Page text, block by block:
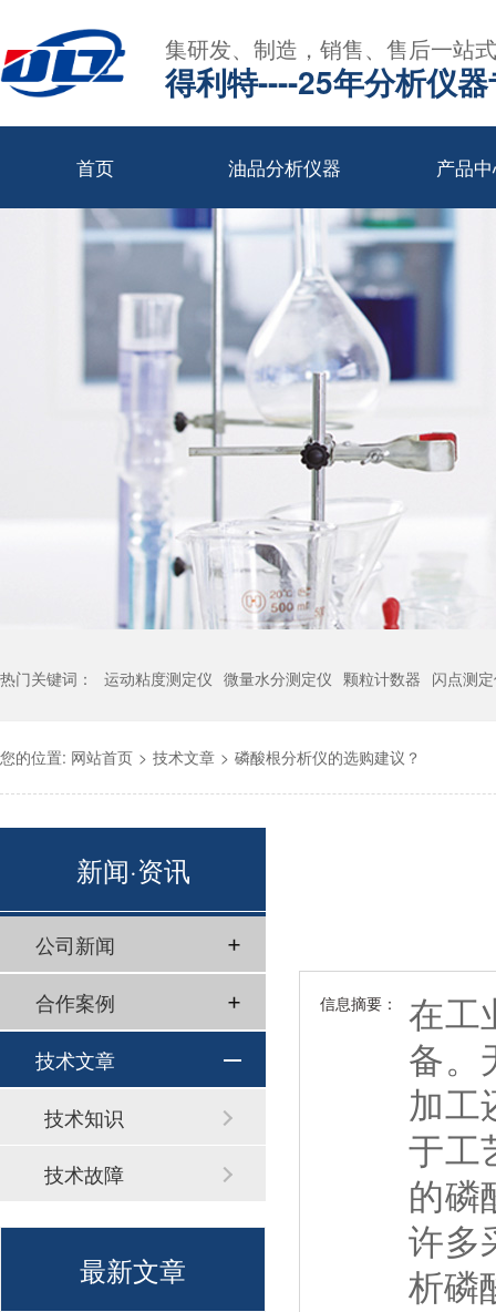
集研发、制造，销售、售后一站
得利特----25年分析仪
首页 油品分析仪器 产品
热门关键词： 运动粘度测定仪 微量水分测定仪 颗粒计数器 闪点测
您的位置: 网站首页 > 技术文章 > 磷酸根分析仪的选购建议？
信息摘要：
在工
备。
加工
于工
的磷
许多
析磷
新闻·资讯
公司新闻
合作案例
技术文章
技术知识
技术故障
最新文章